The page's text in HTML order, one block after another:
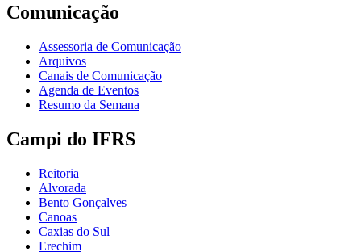
Comunicação
Assessoria de Comunicação
Arquivos
Canais de Comunicação
Agenda de Eventos
Resumo da Semana
Campi do IFRS
Reitoria
Alvorada
Bento Gonçalves
Canoas
Caxias do Sul
Erechim